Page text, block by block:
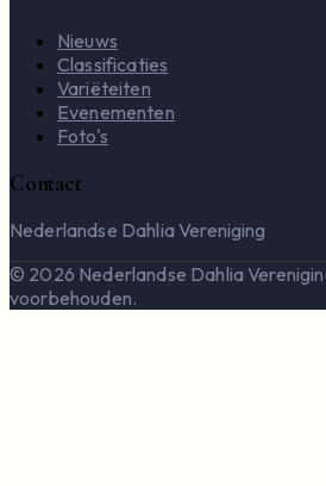
Nieuws
Classificaties
Variëteiten
Evenementen
Foto's
Contact
Nederlandse Dahlia Vereniging
© 2026 Nederlandse Dahlia
voorbehouden.